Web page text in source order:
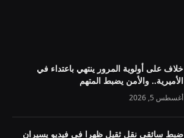
خلاف على أولوية المرور ينتهي باعتداء في
الأميرية.. والأمن يضبط المتهم
أغسطس 5, 2026
ضبط سائقي نقل ثقيل ظهرا في فيديو يسيران